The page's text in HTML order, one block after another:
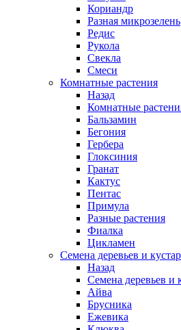
Кориандр
Разная микрозелень
Редис
Рукола
Свекла
Смеси
Комнатные растения
Назад
Комнатные
Бальзамин
Бегония
Гербера
Глоксиния
Гранат
Кактус
Пентас
Примула
Разные растения
Фиалка
Цикламен
Семена деревьев и
Назад
Семена деревьев и
Айва
Брусника
Ежевика